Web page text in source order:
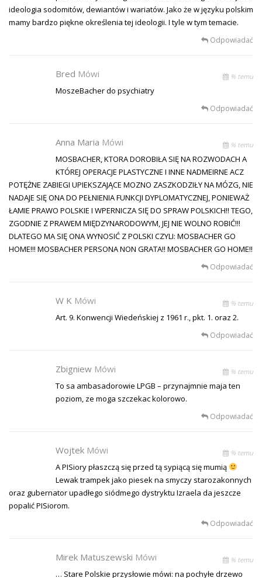
ideologia sodomitów, dewiantów i wariatów. Jako że w języku polskim
mamy bardzo piękne określenia tej ideologii. I tyle w tym temacie.
Odpowiadać
Bred Mówi % temu
MoszeBacher do psychiatry
Odpowiadać
Anna Maria Mówi % temu
MOSBACHER, KTORA DOROBIŁA SIĘ NA ROZWODACH A
KTÓREJ OPERACJE PLASTYCZNE I INNE NADMEIRNE ACZ
POTĘŻNE ZABIEGI UPIEKSZAJĄCE MOZNO ZASZKODZIŁY NA MÓZG, NIE
NADAJE SIĘ ONA DO PEŁNIENIA FUNKCJI DYPLOMATYCZNEJ, PONIEWAŻ
ŁAMIE PRAWO POLSKIE I WPERNICZA SIĘ DO SPRAW POLSKICH!! TEGO,
ZGODNIE Z PRAWEM MIĘDZYNARODOWYM, JEJ NIE WOLNO ROBIĆ!!!
DLATEGO MA SIĘ ONA WYNOSIĆ Z POLSKI CZYLI: MOSBACHER GO
HOME!!! MOSBACHER PERSONA NON GRATA!! MOSBACHER GO HOME!!
Odpowiadać
W K Mówi % temu
Art. 9. Konwencji Wiedeńskiej z 1961 r., pkt. 1. oraz 2.
Odpowiadać
Zbigniew Mówi % temu
To sa ambasadorowie LPGB – przynajmnie maja ten
poziom, ze moga szczekac kolorowo.
Odpowiadać
Wojtek Mówi % temu
A PISiory płaszczą się przed tą sypiącą się mumią
Lewak trampek jako piesek na smyczy starozakonnych
oraz gubernator upadłego siódmego dystryktu Izraela da jeszcze
popalić PISiorom.
Odpowiadać
Mirek Matuszewski Mówi % temu
… Stare Polskie przysłowie mówi: na pochyłe drzewo